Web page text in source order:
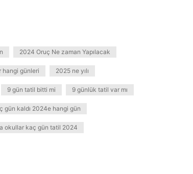
2024 Oruç Ne zaman Yapılacak
hangi günleri 2025 ne yılı
9 gün tatil bitti mi 9 günlük tatil var mı
gün kaldı 2024e hangi gün
okullar kaç gün tatil 2024